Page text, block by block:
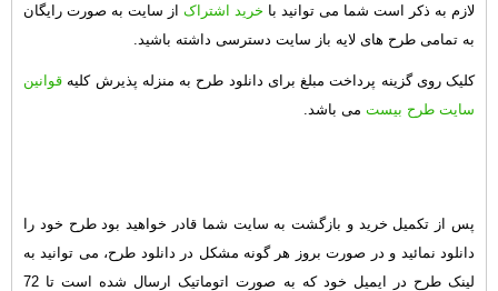
لازم به ذکر است شما می توانید با خرید اشتراک از سایت به صورت رایگان
به تمامی طرح های لایه باز سایت دسترسی داشته باشید.
کلیک روی گزینه پرداخت مبلغ برای دانلود طرح به منزله پذیرش کلیه قوانین
سایت طرح بیست می باشد.
پس از تکمیل خرید و بازگشت به سایت شما قادر خواهید بود طرح خود را
دانلود نمائید و در صورت بروز هر گونه مشکل در دانلود طرح، می توانید به
لینک طرح در ایمیل خود که به صورت اتوماتیک ارسال شده است تا 72